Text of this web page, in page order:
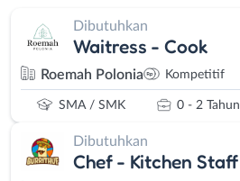
Dibutuhkan
Waitress - Cook
Roemah Polonia Kompetitif
SMA / SMK 0 - 2 Tahun
Dibutuhkan
Chef - Kitchen Staff